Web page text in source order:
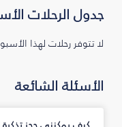
جدول الرحلات
لا تتوفر رحلات لهذا
الأسئلة الشائعة